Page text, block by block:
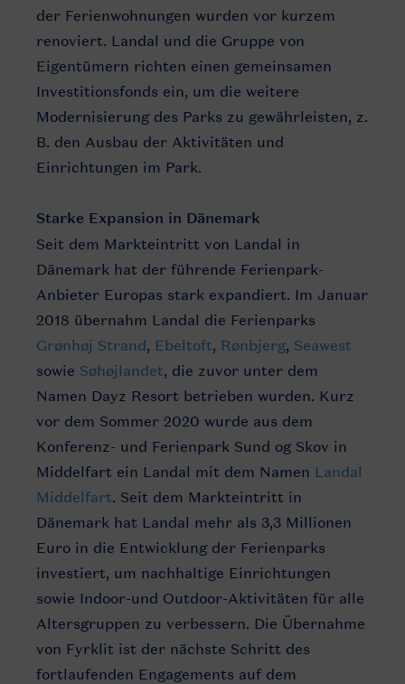
der Ferienwohnungen wurden vor kurzem
renoviert. Landal und die Gruppe von
Eigentümern richten einen gemeinsamen
Investitionsfonds ein, um die weitere
Modernisierung des Parks zu gewährleisten, z.
B. den Ausbau der Aktivitäten und
Einrichtungen im Park.
Starke Expansion in Dänemark
Seit dem Markteintritt von Landal in
Dänemark hat der führende Ferienpark-
Anbieter Europas stark expandiert. Im Januar
2018 übernahm Landal die Ferienparks
Grønhøj Strand, Ebeltoft, Rønbjerg, Seawest
sowie Søhøjlandet, die zuvor unter dem
Namen Dayz Resort betrieben wurden. Kurz
vor dem Sommer 2020 wurde aus dem
Konferenz- und Ferienpark Sund og Skov in
Middelfart ein Landal mit dem Namen Landal
Middelfart. Seit dem Markteintritt in
Dänemark hat Landal mehr als 3,3 Millionen
Euro in die Entwicklung der Ferienparks
investiert, um nachhaltige Einrichtungen
sowie Indoor-und Outdoor-Aktivitäten für alle
Altersgruppen zu verbessern. Die Übernahme
von Fyrklit ist der nächste Schritt des
fortlaufenden Engagements auf dem